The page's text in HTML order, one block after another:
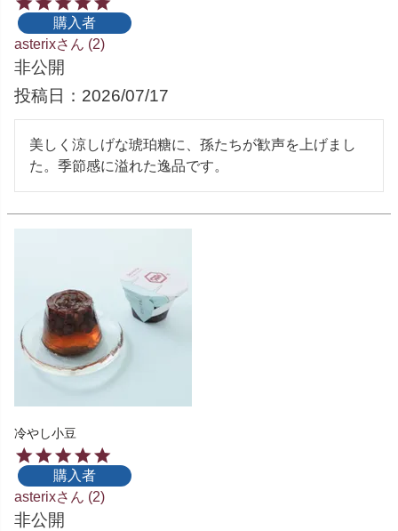
購入者
asterix
2
非公開
投稿日
2026/07/17
美しく涼しげな琥珀糖に、孫たちが歓声を上げまし
冷やし小豆
購入者
asterix
2
非公開